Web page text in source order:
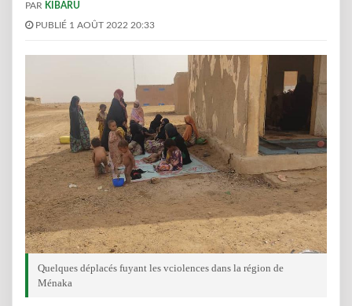
PAR KIBARU
PUBLIÉ 1 AOÛT 2022 20:33
Quelques déplacés fuyant les vciolences dans la région de
Ménaka